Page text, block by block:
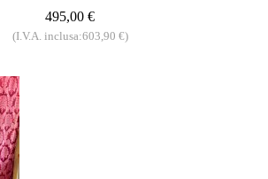
495,00 €
(I.V.A. inclusa:603,90 €)